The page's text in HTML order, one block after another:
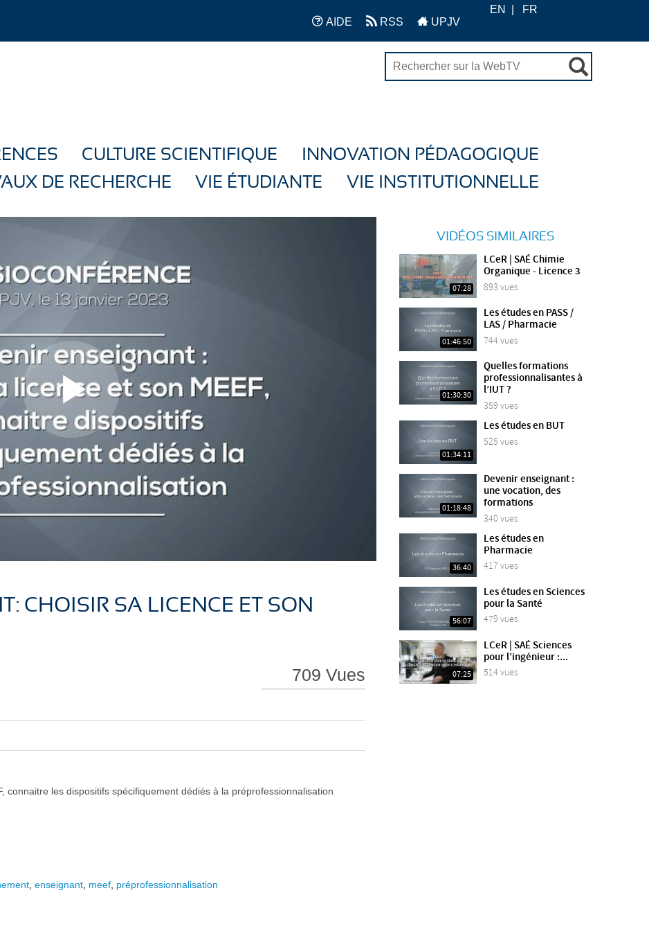
AIDE RSS UPJV
EN FR
CULTURE SCIENTIFIQUE
INNOVATION PÉDAGOGIQUE
DE RECHERCHE
VIE ÉTUDIANTE VIE INSTITUTIONNELLE
L
i
r
l
a
L
i
r
l
a
CHOISIR SA LICENCE ET SON
709 Vues
connaitre les dispositifs spécifiquement dédiés à la préprofessionnalisation
,enseignant meef préprofessionnalisation
VIDÉOS SIMILAIRES
07:28
LCeR | SAÉ Chimie
Organique - Licence 3
893 vues
01:46:50
Les études en PASS /
LAS / Pharmacie
744 vues
01:30:30
Quelles formations
professionnalisantes à
l’IUT ?
359 vues
01:34:11
Les études en BUT
525 vues
01:18:48
Devenir enseignant :
une vocation, des
formations
340 vues
36:40
Les études en
Pharmacie
417 vues
56:07
Les études en Sciences
pour la Santé
479 vues
07:25
LCeR | SAÉ Sciences
pour l’ingénieur :...
514 vues